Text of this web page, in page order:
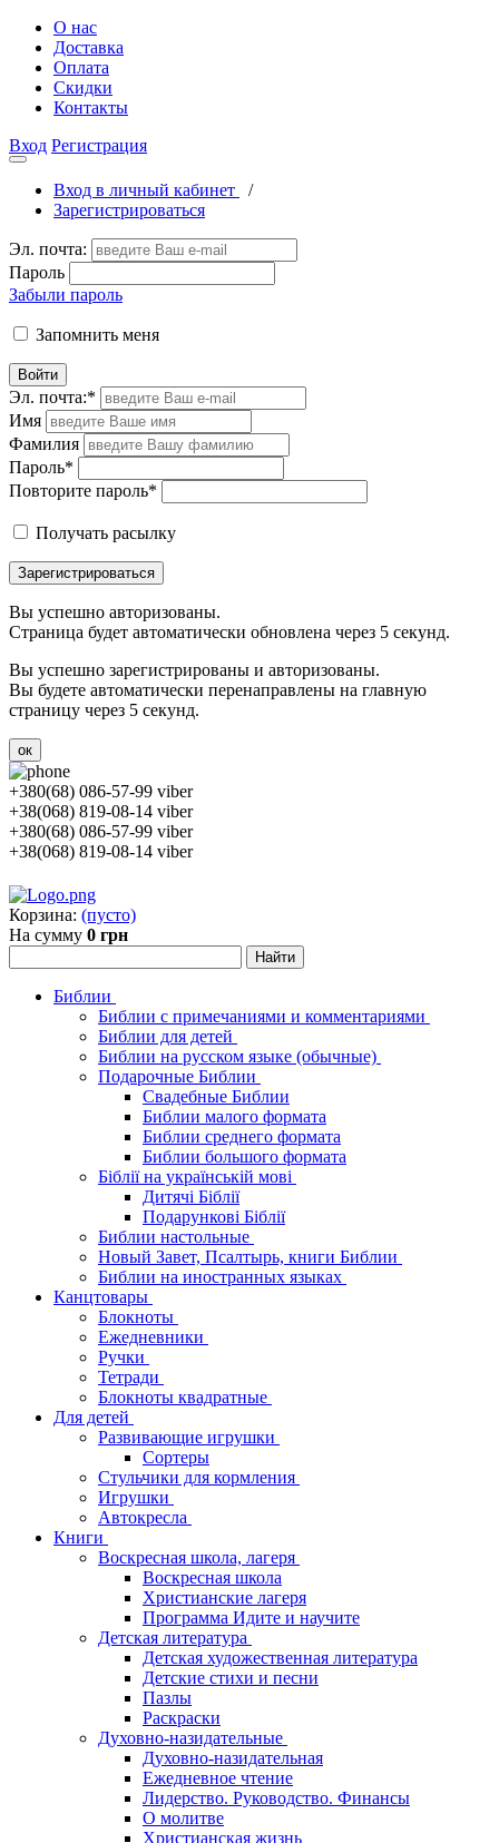
О нас
Доставка
Оплата
Скидки
Контакты
Вход Регистрация
Вход в личный кабинет
/
Зарегистрироваться
Эл. почта:
Пароль
Забыли пароль
Запомнить меня
Войти
Эл. почта:*
Имя
Фамилия
Пароль*
Повторите пароль*
Получать расылку
Зарегистрироваться
Вы успешно авторизованы.
Страница будет автоматически обновлена через 5 секунд.
Вы успешно зарегистрированы и авторизованы.
Вы будете автоматически перенаправлены на главную
страницу через 5 секунд.
ок
+380(68) 086-57-99 viber
+38(068) 819-08-14 viber
+380(68) 086-57-99 viber
+38(068) 819-08-14 viber
Корзина: (пусто)
На сумму 0 грн
Библии
Библии с примечаниями и комментариями
Библии для детей
Библии на русском языке (обычные)
Подарочные Библии
Свадебные Библии
Библии малого формата
Библии среднего формата
Библии большого формата
Біблії на українській мові
Дитячі Біблії
Подарункові Біблії
Библии настольные
Новый Завет, Псалтырь, книги Библии
Библии на иностранных языках
Канцтовары
Блокноты
Ежедневники
Ручки
Тетради
Блокноты квадратные
Для детей
Развивающие игрушки
Сортеры
Стульчики для кормления
Игрушки
Автокресла
Книги
Воскресная школа, лагеря
Воскресная школа
Христианские лагеря
Программа Идите и научите
Детская литература
Детская художественная литература
Детские стихи и песни
Пазлы
Раскраски
Духовно-назидательные
Духовно-назидательная
Ежедневное чтение
Лидерство. Руководство. Финансы
О молитве
Христианская жизнь